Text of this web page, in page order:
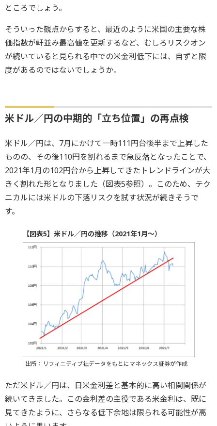
ところでしょう。
そういった観点からすると、最近のように米国の主要な株
価指数が軒並み最高値を更新するなど、むしろリスクオン
が続いていると見られる中での米金利低下には、自ずと限
度があるのではないでしょうか。
米ドル／円の中期的「立ち位置」の再点検
米ドル／円は、7月にかけて一時111円台後半まで上昇した
ものの、その後110円を割れるまで急反落となったことで、
2021年1月の102円台から上昇してきたトレンドラインが大
きく割れた形となりました（図表5参照）。このため、テク
ニカルには米ドルの下落リスクを試す状況が続きそうで
す。
【図表5】米ドル／円の推移（2021年1月～）
出所：リフィニティブ社データをもとにマネックス証券が作成
ただ米ドル／円は、日米金利差と基本的に高い相関関係が
続いてきました。この金利差の主役である米金利は、既に
見てきたように、さらなる低下余地は限られる可能性が高